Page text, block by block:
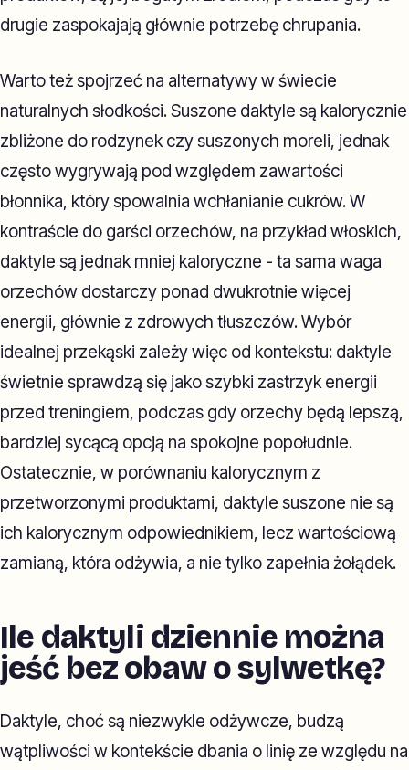
drugie zaspokajają głównie potrzebę chrupania.
Warto też spojrzeć na alternatywy w świecie
naturalnych słodkości. Suszone daktyle są kalorycznie
zbliżone do rodzynek czy suszonych moreli, jednak
często wygrywają pod względem zawartości
błonnika, który spowalnia wchłanianie cukrów. W
kontraście do garści orzechów, na przykład włoskich,
daktyle są jednak mniej kaloryczne - ta sama waga
orzechów dostarczy ponad dwukrotnie więcej
energii, głównie z zdrowych tłuszczów. Wybór
idealnej przekąski zależy więc od kontekstu: daktyle
świetnie sprawdzą się jako szybki zastrzyk energii
przed treningiem, podczas gdy orzechy będą lepszą,
bardziej sycącą opcją na spokojne popołudnie.
Ostatecznie, w porównaniu kalorycznym z
przetworzonymi produktami, daktyle suszone nie są
ich kalorycznym odpowiednikiem, lecz wartościową
zamianą, która odżywia, a nie tylko zapełnia żołądek.
Ile daktyli dziennie można
jeść bez obaw o sylwetkę?
Daktyle, choć są niezwykle odżywcze, budzą
wątpliwości w kontekście dbania o linię ze względu na